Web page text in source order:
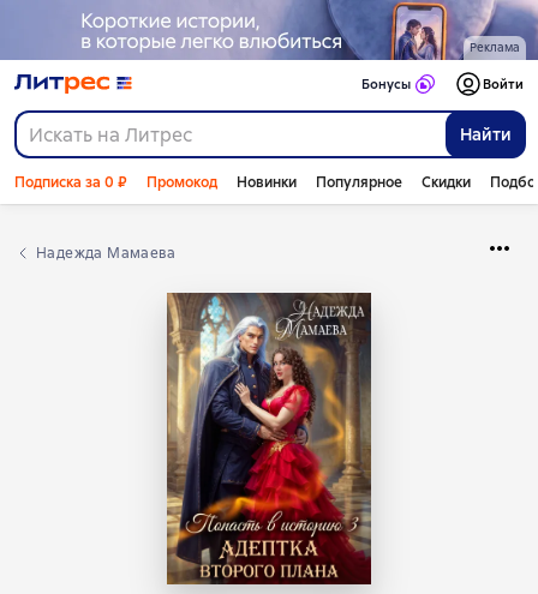
Реклама
Найти
Бонусы Войти
Подписка за 0 ₽ Промокод Новинки Популярное Скидки
Надежда Мамаева